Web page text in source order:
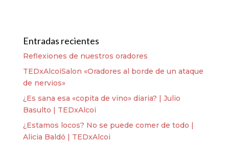
Entradas recientes
Reflexiones de nuestros oradores
TEDxAlcoiSalon «Oradores al borde de un ataque
de nervios»
¿Es sana esa «copita de vino» diaria? | Julio
Basulto | TEDxAlcoi
¿Estamos locos? No se puede comer de todo |
Alicia Baldó | TEDxAlcoi